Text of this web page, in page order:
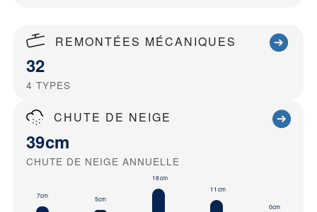
REMONTÉES MÉCANIQUES
32
4 TYPES
CHUTE DE NEIGE
39cm
CHUTE DE NEIGE ANNUELLE
7cm 5cm
18cm
11cm
0cm